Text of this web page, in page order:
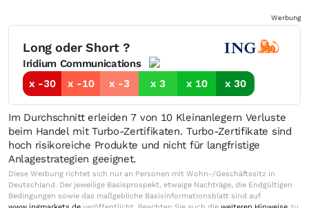
Werbung
Long oder Short ?
Iridium Communications
x -30
x -10 x -3 x 3 x 10 x 30
Im Durchschnitt erleiden 7 von 10 Kleinanlegern Verluste
beim Handel mit Turbo-Zertifikaten. Turbo-Zertifikate sind
hoch risikoreiche Produkte und nicht für langfristige
Anlagestrategien geeignet.
Diese Werbung richtet sich nur an Personen mit Wohn-/Geschäftssitz in
Deutschland. Der jeweilige Basisprospekt, etwaige Nachträge, die Endgültigen
Bedingungen sowie das maßgebliche Basisinformationsblatt sind auf